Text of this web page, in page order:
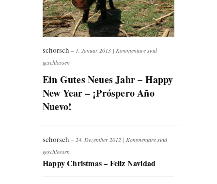
schorsch – 1. Januar 2013 | Kommentare sind
geschlossen
Ein Gutes Neues Jahr – Happy
New Year – ¡Próspero Año
Nuevo!
schorsch – 24. Dezember 2012 | Kommentare sind
geschlossen
Happy Christmas – Feliz Navidad